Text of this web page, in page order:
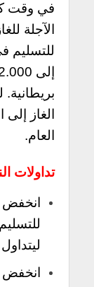
في وقت
الآجلة
بريطانية.
العام.
تداولات النفط
ليتداول بسعر 91.16
انخفض